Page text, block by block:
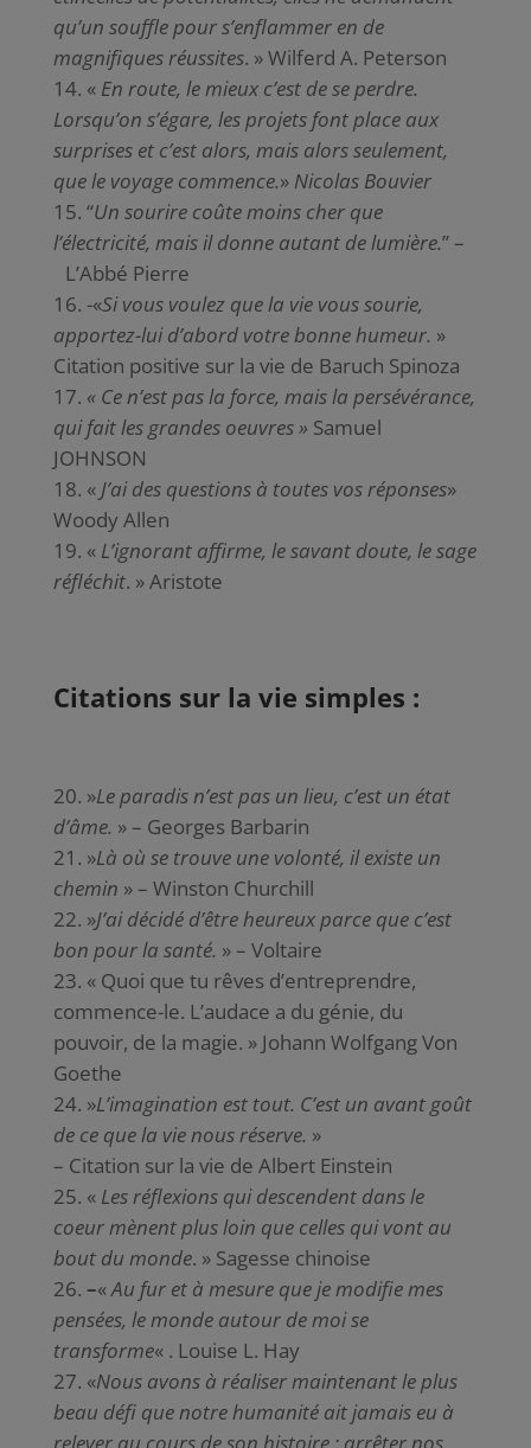
qu’un souffle pour s’enflammer en de
magnifiques réussites. » Wilferd A. Peterson
« En route, le mieux c’est de se perdre.
Lorsqu’on s’égare, les projets font place aux
surprises et c’est alors, mais alors seulement,
que le voyage commence.» Nicolas Bouvier
“Un sourire coûte moins cher que
l’électricité, mais il donne autant de lumière.” –
L’Abbé Pierre
-«Si vous voulez que la vie vous sourie,
apportez-lui d’abord votre bonne humeur. »
Citation positive sur la vie de Baruch Spinoza
« Ce n’est pas la force, mais la persévérance,
qui fait les grandes oeuvres » Samuel
JOHNSON
« J’ai des questions à toutes vos réponses»
Woody Allen
« L’ignorant affirme, le savant doute, le sage
réfléchit. » Aristote
Citations sur la vie simples :
»Le paradis n’est pas un lieu, c’est un état
d’âme. » – Georges Barbarin
»Là où se trouve une volonté, il existe un
chemin » – Winston Churchill
»J’ai décidé d’être heureux parce que c’est
bon pour la santé. » – Voltaire
« Quoi que tu rêves d’entreprendre,
commence-le. L’audace a du génie, du
pouvoir, de la magie. » Johann Wolfgang Von
Goethe
»L’imagination est tout. C’est un avant goût
de ce que la vie nous réserve. »
– Citation sur la vie de Albert Einstein
« Les réflexions qui descendent dans le
coeur mènent plus loin que celles qui vont au
bout du monde. » Sagesse chinoise
–«Au fur et à mesure que je modifie mes
pensées, le monde autour de moi se
transforme« . Louise L. Hay
«Nous avons à réaliser maintenant le plus
beau défi que notre humanité ait jamais eu à